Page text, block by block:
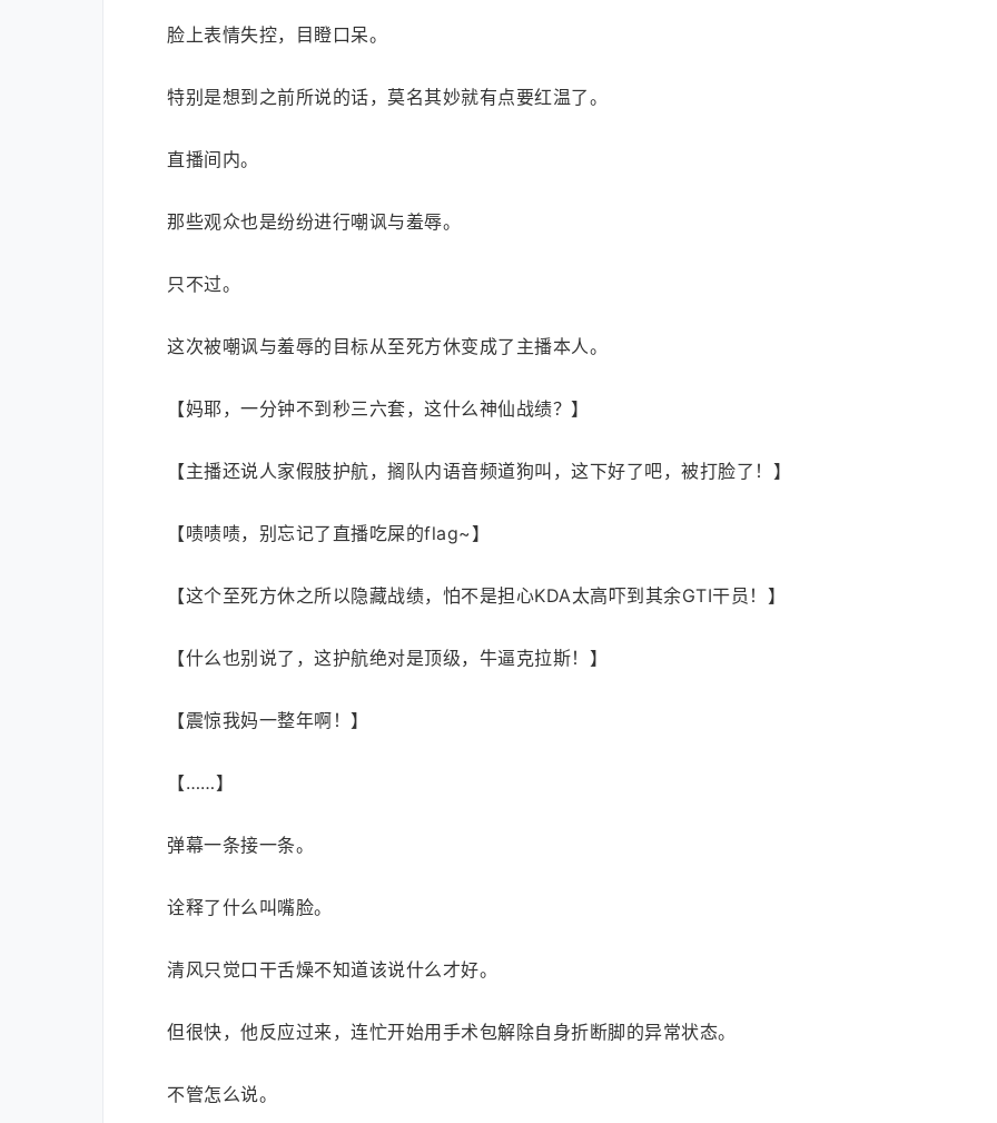
脸上表情失控，目瞪口呆。
特别是想到之前所说的话，莫名其妙就有点要红温了。
直播间内。
那些观众也是纷纷进行嘲讽与羞辱。
只不过。
这次被嘲讽与羞辱的目标从至死方休变成了主播本人。
【妈耶，一分钟不到秒三六套，这什么神仙战绩？】
【主播还说人家假肢护航，搁队内语音频道狗叫，这下好了吧，被打脸了！】
【啧啧啧，别忘记了直播吃屎的flag~】
【这个至死方休之所以隐藏战绩，怕不是担心KDA太高吓到其余GTI干员！】
【什么也别说了，这护航绝对是顶级，牛逼克拉斯！】
【震惊我妈一整年啊！】
【……】
弹幕一条接一条。
诠释了什么叫嘴脸。
清风只觉口干舌燥不知道该说什么才好。
但很快，他反应过来，连忙开始用手术包解除自身折断脚的异常状态。
不管怎么说。